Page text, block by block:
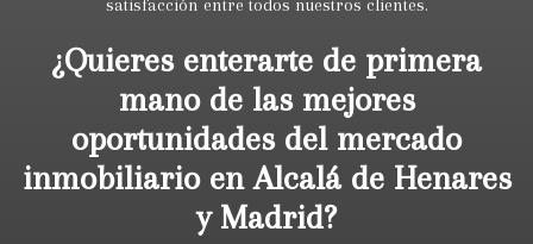
satisfacción entre todos nuestros clientes.
¿Quieres enterarte de primera
mano de las mejores
oportunidades del mercado
inmobiliario en Alcalá de Henares
y Madrid?